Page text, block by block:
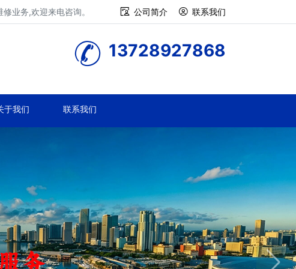
业务,欢迎来电咨询。 公司简介 联系我们
13728927868
于我们 联系我们